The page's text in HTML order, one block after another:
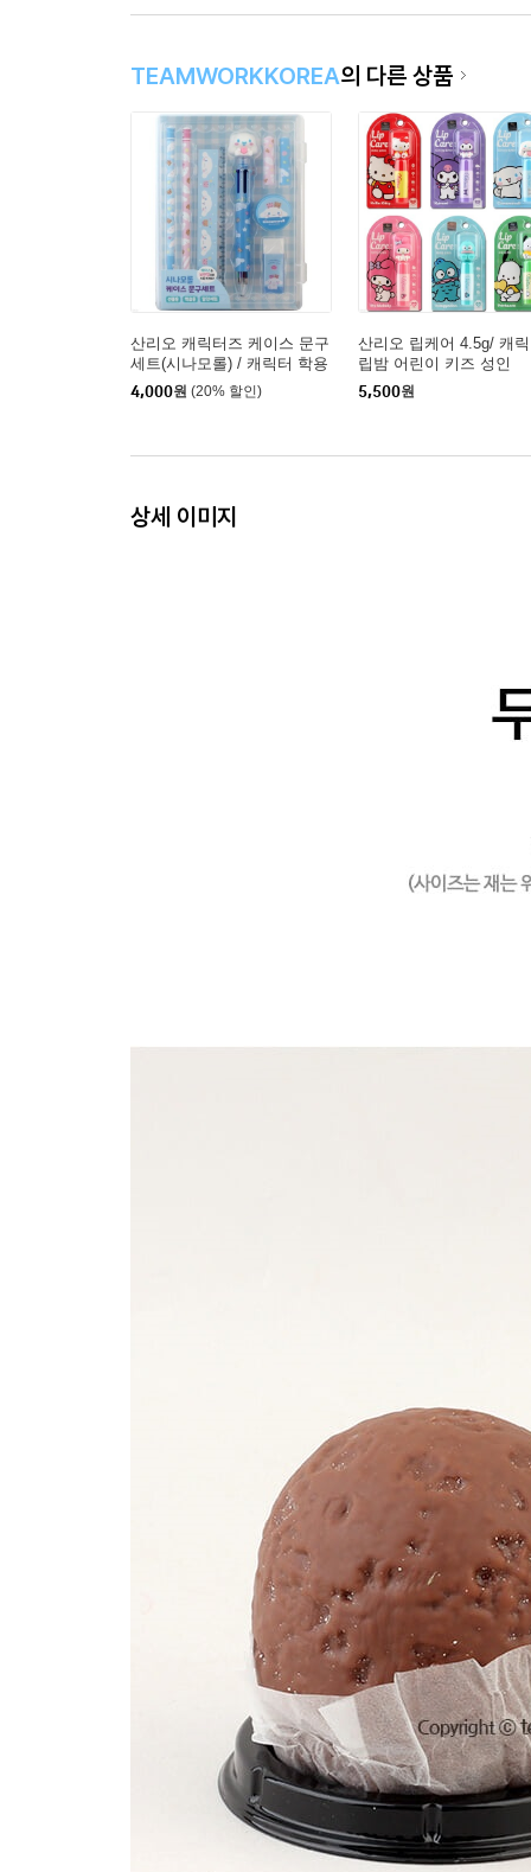
TEAMWORKKOREA의 다른 상품
산리오 캐릭터즈 케이스 문구
세트(시나모롤) / 캐릭터 학용
품 연필 볼펜 연필깎이
4,000원 (20% 할인)
산리오 립케어 4.5g/ 캐
립밤 어린이 키즈 성인
5,500원
상세 이미지